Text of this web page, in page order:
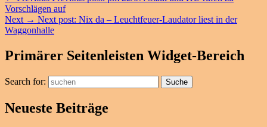
Vorschlägen auf
Next → Next post: Nix da – Leuchtfeuer-Laudator liest in der
Waggonhalle
Primärer Seitenleisten Widget-Bereich
Search for: Suche
Neueste Beiträge